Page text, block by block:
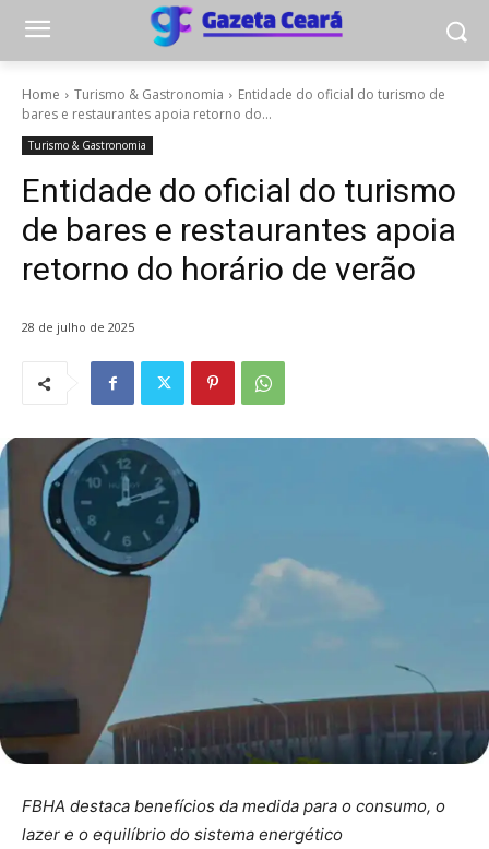
Home Turismo & Gastronomia
Entidade do oficial do turismo de
bares e restaurantes apoia retorno do...
Turismo & Gastronomia
Entidade do oficial do turismo
de bares e restaurantes apoia
retorno do horário de verão
28 de julho de 2025
FBHA destaca benefícios da medida para o consumo, o
lazer e o equilíbrio do sistema energético